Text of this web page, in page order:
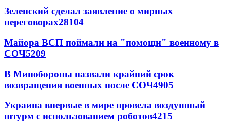
Зеленский сделал заявление о мирных
переговорах28104
Майора ВСП поймали на "помощи" военному в
СОЧ5209
В Минобороны назвали крайний срок
возвращения военных после СОЧ4905
Украина впервые в мире провела воздушный
штурм с использованием роботов4215